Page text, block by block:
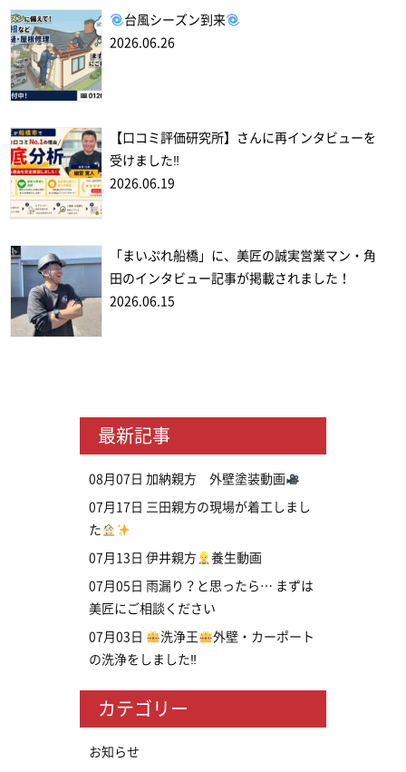
台風シーズン到来
2026.06.26
【口コミ評価研究所】さんに再インタビューを
受けました‼
2026.06.19
「まいぷれ船橋」に、美匠の誠実営業マン・角
田のインタビュー記事が掲載されました！
2026.06.15
最新記事
08月07日 加納親方 外壁塗装動画
07月17日 三田親方の現場が着工しまし
た
07月13日 伊井親方 養生動画
07月05日 雨漏り？と思ったら… まずは
美匠にご相談ください
07月03日 洗浄王
外壁・カーポート
の洗浄をしました‼
カテゴリー
お知らせ